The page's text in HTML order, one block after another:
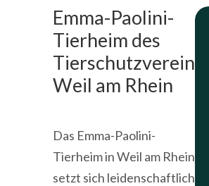
Emma-Paolini-
Tierheim des
Tierschutzverein
Weil am Rhein
Das Emma-Paolini-
Tierheim in Weil am Rhein
setzt sich leidenschaftlich